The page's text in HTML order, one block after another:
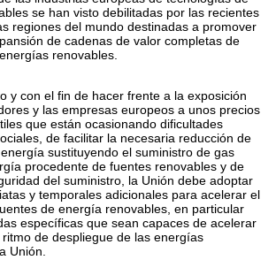
se han visto debilitadas por las recientes
regiones del mundo destinadas a promover
de cadenas de valor completas de
renovables.
y con el fin de hacer frente a la exposición
y las empresas europeos a unos precios
que están ocasionando dificultades
de facilitar la necesaria reducción de
sustituyendo el suministro de gas
procedente de fuentes renovables y de
del suministro, la Unión debe adoptar
y temporales adicionales para acelerar el
de energía renovables, en particular
específicas que sean capaces de acelerar
de despliegue de las energías
Unión.